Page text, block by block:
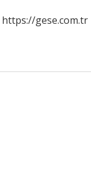
https://gese.com.tr